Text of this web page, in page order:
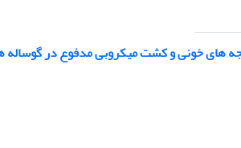
های خونی و کشت میکروبی مدفوع در